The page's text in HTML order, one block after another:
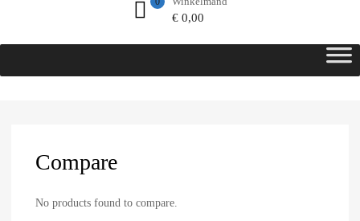
€0,00
Compare
No products found to compare.